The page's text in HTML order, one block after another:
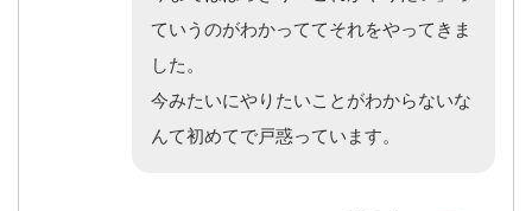
ていうのがわかっててそれをやってきま
した。
今みたいにやりたいことがわからないな
んて初めてで戸惑っています。